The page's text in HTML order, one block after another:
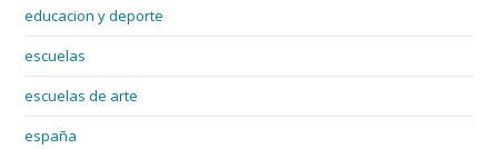
educacion y deporte
escuelas
escuelas de arte
españa